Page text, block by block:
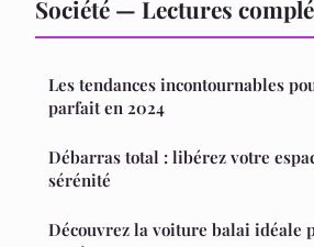
Société — Lectures
Les tendances incontournables
parfait en 2024
Débarras total : libérez votre
sérénité
Découvrez la voiture balai idéale